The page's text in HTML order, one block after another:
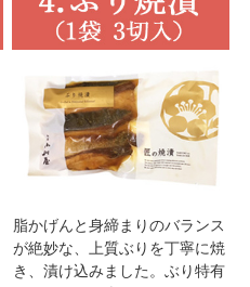
脂かげんと身締まりのバランス
が絶妙な、上質ぶりを丁寧に焼
き、漬け込みました。ぶり特有